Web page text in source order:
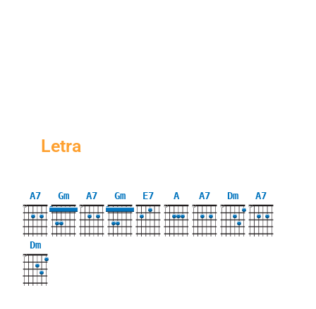
Letra
A7
X
Gm
3
A7
X
Gm
3
E7 A
X
A7
X
Dm
X
A7
X
Dm
X